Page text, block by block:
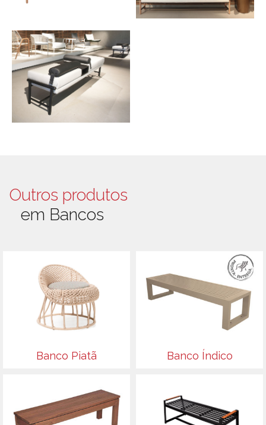
Outros produtos
em Bancos
Banco Piatã Banco Índico